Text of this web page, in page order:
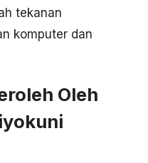
tekanan
komputer dan
Oleh